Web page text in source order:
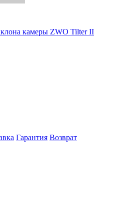
камеры ZWO Tilter II
Гарантия Возврат